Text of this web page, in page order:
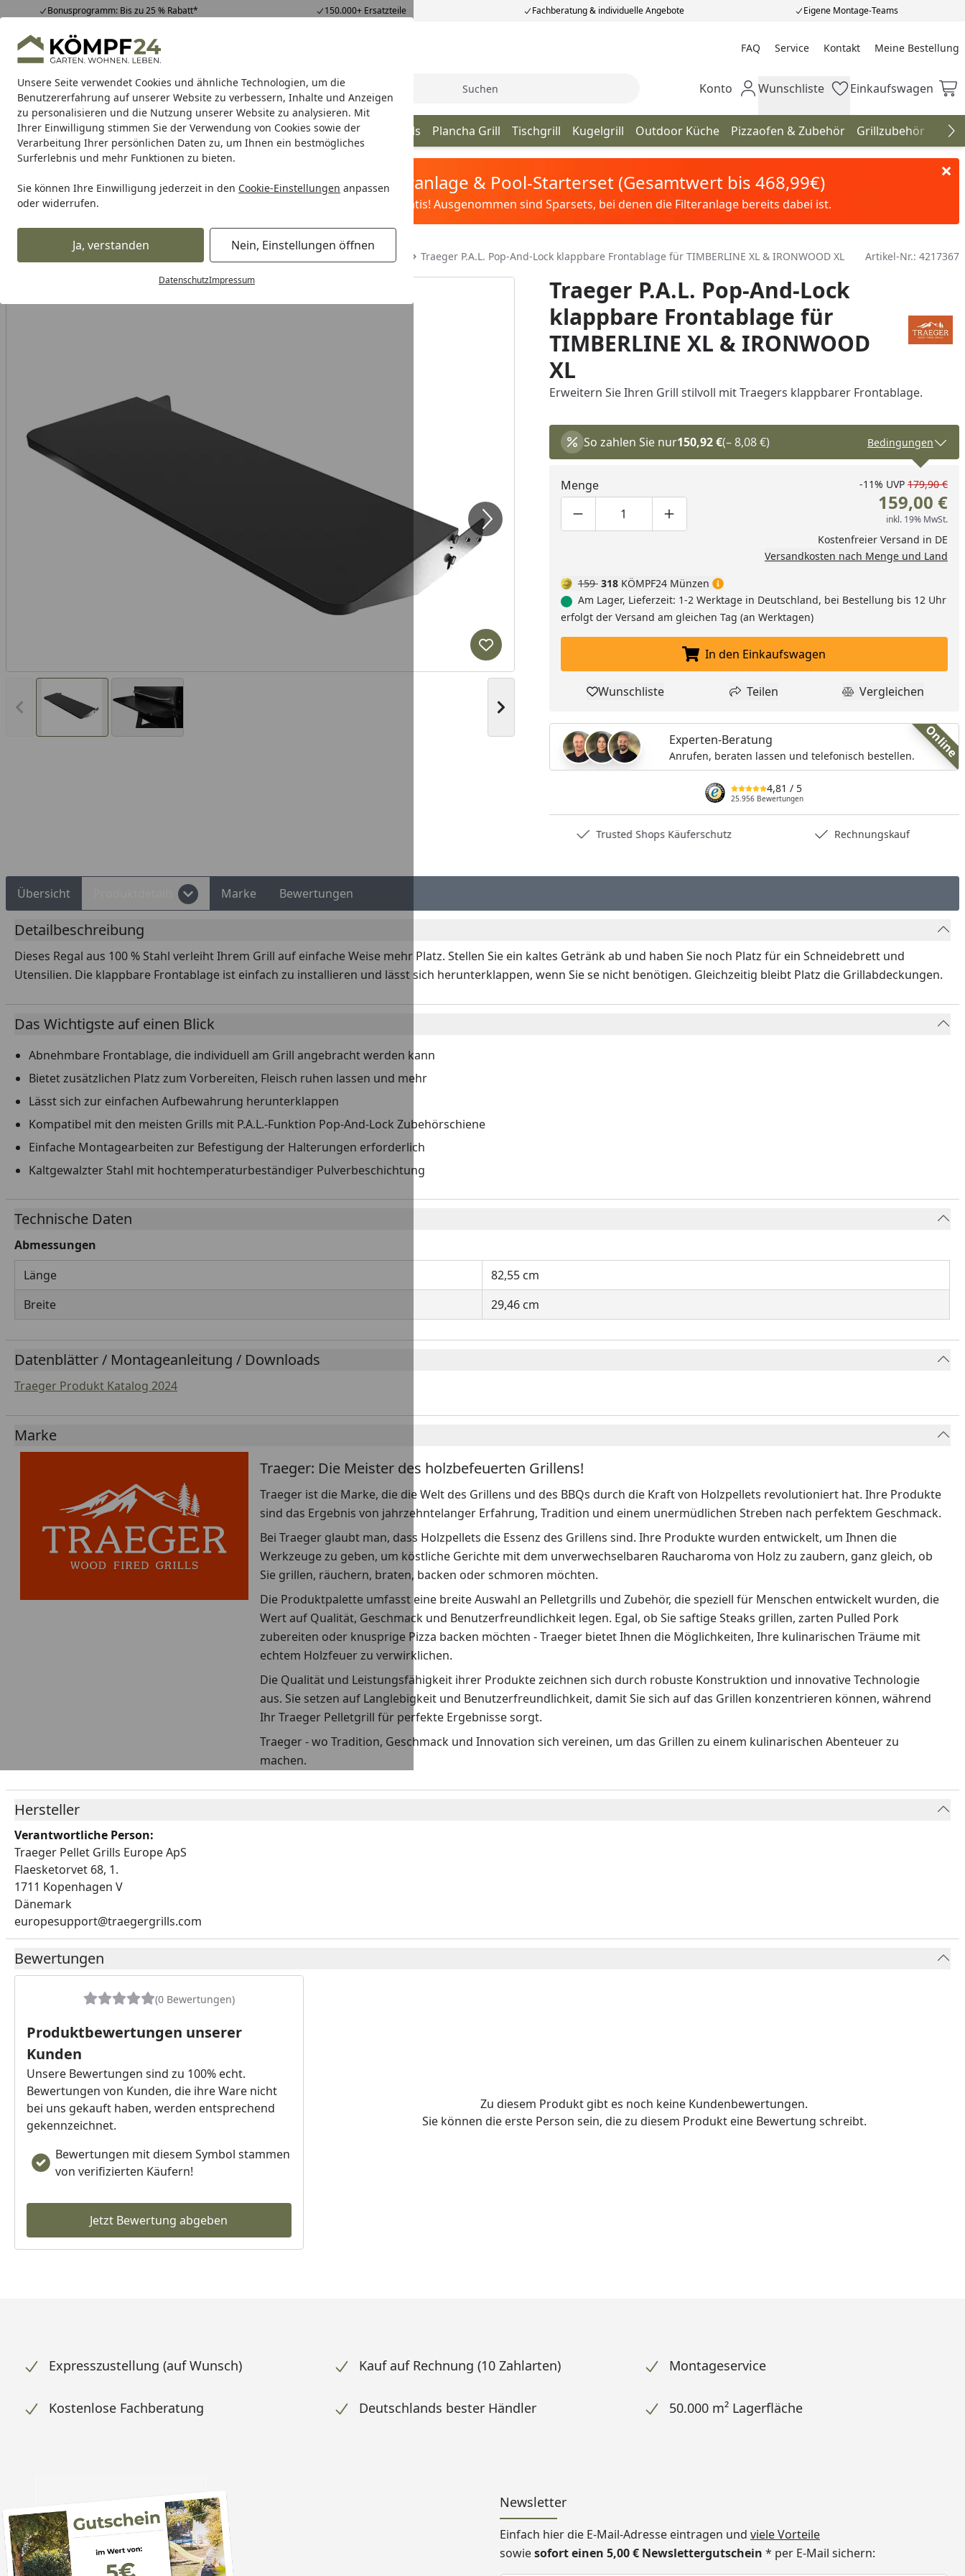
Unsere Seite verwendet Cookies und ähnliche Technologien, um die
Benutzererfahrung auf unserer Website zu verbessern, Inhalte und Anzeigen
zu personalisieren und die Nutzung unserer Website zu analysieren. Mit
Ihrer Einwilligung stimmen Sie der Verwendung von Cookies sowie der
Verarbeitung Ihrer persönlichen Daten zu, um Ihnen ein bestmögliches
Surferlebnis und mehr Funktionen zu bieten.
Sie können Ihre Einwilligung jederzeit in den Cookie-Einstellungen anpassen
oder widerrufen.
Ja, verstanden Nein, Einstellungen öffnen
DatenschutzImpressum
Bonusprogramm: Bis zu 25 % Rabatt* 150.000+ Ersatzteile Fachberatung & individuelle Angebote Eigene Montage-Teams
Hotline07051 / 9 22 22
Mo-Fr. 8-16 Uhr 25.956 Bewertungen FAQ Service Kontakt Meine Bestellung
Meine Bestellung
Alle Produkte
Alle ProdukteHighlights Tipps & Tricks Suche Mein Konto
Konto Wunschliste
Wunschliste Einkaufswagen
Einkaufswagen
Grill Gasgrill Holzkohlegrill Elektrogrill Pelletgrill Kamado Grills Plancha Grill Tischgrill Kugelgrill Outdoor Küche Pizzaofen & Zubehör Grillzubehör
Karibu Pools inkl. gratis Sandfilteranlage & Pool-Starterset (Gesamtwert bis 468,99€)
Dein Traumpool im Sorglos-Paket: Filter&Pflege gratis! Ausgenommen sind Sparsets, bei denen die Filteranlage bereits dabei ist.
Grillzubehör Grilltische, Ablagen & Gestelle Ablagen & Seitentische Traeger P.A.L. Pop-And-Lock klappbare Frontablage für TIMBERLINE XL & IRONWOOD XL Artikel-Nr.: 4217367
Vorheriges Bild anzeigen Nächstes Bild anzeigen
Produkt zur Wunschliste hinzufügen
Traeger P.A.L. Pop-And-Lock
klappbare Frontablage für
TIMBERLINE XL & IRONWOOD
XL
Erweitern Sie Ihren Grill stilvoll mit Traegers klappbarer Frontablage.
So zahlen Sie nur150,92 €(– 8,08 €) Bedingungen
Menge
Produktmenge um eins verringern
Produktmenge manuell eingeben
Produktmenge um eins erhöhen
-11% UVP 179,90 €
159,00 €
inkl. 19% MwSt.
Kostenfreier Versand in DE
Versandkosten nach Menge und Land
159 318 KÖMPF24 Münzen
Am Lager, Lieferzeit: 1-2 Werktage in Deutschland, bei Bestellung bis 12 Uhr
erfolgt der Versand am gleichen Tag (an Werktagen)
In den Einkaufswagen legen
In den Einkaufswagen
Produkt zur Wunschliste hinzufügen
Wunschliste Teilen
Teilen Produkt
Vergleichen
Online
Experten-Beratung
Anrufen, beraten lassen und telefonisch bestellen.
4,81 / 5
25.956 Bewertungen
Trusted Shops Käuferschutz Rechnungskauf
Übersicht Marke Bewertungen
Detailbeschreibung
Dieses Regal aus 100 % Stahl verleiht Ihrem Grill auf einfache Weise mehr Platz. Stellen Sie ein kaltes Getränk ab und haben Sie noch Platz für ein Schneidebrett und
Utensilien. Die klappbare Frontablage ist einfach zu installieren und lässt sich herunterklappen, wenn Sie se nicht benötigen. Gleichzeitig bleibt Platz die Grillabdeckungen.
Das Wichtigste auf einen Blick
Abnehmbare Frontablage, die individuell am Grill angebracht werden kann
Bietet zusätzlichen Platz zum Vorbereiten, Fleisch ruhen lassen und mehr
Lässt sich zur einfachen Aufbewahrung herunterklappen
Kompatibel mit den meisten Grills mit P.A.L.-Funktion Pop-And-Lock Zubehörschiene
Einfache Montagearbeiten zur Befestigung der Halterungen erforderlich
Kaltgewalzter Stahl mit hochtemperaturbeständiger Pulverbeschichtung
Technische Daten
Abmessungen
Länge
82,55 cm
Breite
29,46 cm
Datenblätter / Montageanleitung / Downloads
Traeger Produkt Katalog 2024
Marke
Traeger: Die Meister des holzbefeuerten Grillens!
Traeger ist die Marke, die die Welt des Grillens und des BBQs durch die Kraft von Holzpellets revolutioniert hat. Ihre Produkte
sind das Ergebnis von jahrzehntelanger Erfahrung, Tradition und einem unermüdlichen Streben nach perfektem Geschmack.
Bei Traeger glaubt man, dass Holzpellets die Essenz des Grillens sind. Ihre Produkte wurden entwickelt, um Ihnen die
Werkzeuge zu geben, um köstliche Gerichte mit dem unverwechselbaren Raucharoma von Holz zu zaubern, ganz gleich, ob
Sie grillen, räuchern, braten, backen oder schmoren möchten.
Die Produktpalette umfasst eine breite Auswahl an Pelletgrills und Zubehör, die speziell für Menschen entwickelt wurden, die
Wert auf Qualität, Geschmack und Benutzerfreundlichkeit legen. Egal, ob Sie saftige Steaks grillen, zarten Pulled Pork
zubereiten oder knusprige Pizza backen möchten - Traeger bietet Ihnen die Möglichkeiten, Ihre kulinarischen Träume mit
echtem Holzfeuer zu verwirklichen.
Die Qualität und Leistungsfähigkeit ihrer Produkte zeichnen sich durch robuste Konstruktion und innovative Technologie
aus. Sie setzen auf Langlebigkeit und Benutzerfreundlichkeit, damit Sie sich auf das Grillen konzentrieren können, während
Ihr Traeger Pelletgrill für perfekte Ergebnisse sorgt.
Traeger - wo Tradition, Geschmack und Innovation sich vereinen, um das Grillen zu einem kulinarischen Abenteuer zu
machen.
Hersteller
Verantwortliche Person:
Traeger Pellet Grills Europe ApS
Flaesketorvet 68, 1.
1711 Kopenhagen V
Dänemark
europesupport@traegergrills.com
Bewertungen
(0 Bewertungen)
Produktbewertungen unserer
Kunden
Unsere Bewertungen sind zu 100% echt.
Bewertungen von Kunden, die ihre Ware nicht
bei uns gekauft haben, werden entsprechend
gekennzeichnet.
Bewertungen mit diesem Symbol stammen
von verifizierten Käufern!
Jetzt Bewertung abgeben
Zu diesem Produkt gibt es noch keine Kundenbewertungen.
Sie können die erste Person sein, die zu diesem Produkt eine Bewertung schreibt.
Expresszustellung (auf Wunsch) Kauf auf Rechnung (10 Zahlarten) Montageservice
Kostenlose Fachberatung Deutschlands bester Händler 50.000 m² Lagerfläche
Newsletter
Einfach hier die E-Mail-Adresse eintragen und viele Vorteile
sowiesofort einen 5,00 € Newslettergutschein * per E-Mail sichern: